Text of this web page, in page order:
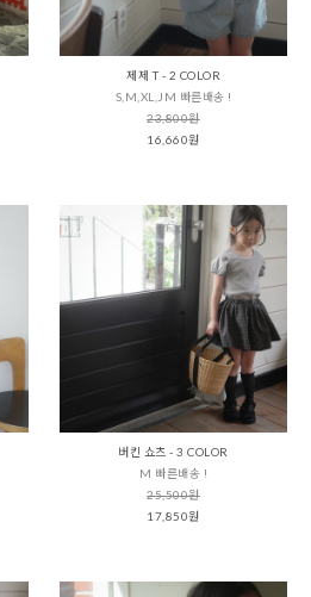
제제 T - 2 COLOR
S,M,XL,JM 빠른배송 !
23,800원
16,660원
버킨 쇼츠 - 3 COLOR
M 빠른배송 !
25,500원
17,850원